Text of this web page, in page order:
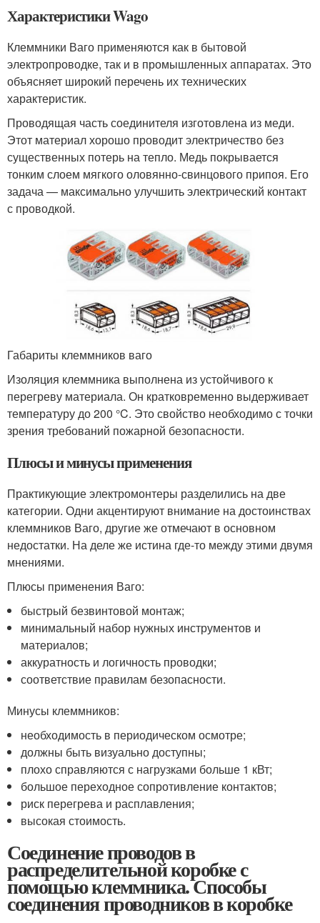
Характеристики Wago
Клеммники Ваго применяются как в бытовой
электропроводке, так и в промышленных аппаратах. Это
объясняет широкий перечень их технических
характеристик.
Проводящая часть соединителя изготовлена из меди.
Этот материал хорошо проводит электричество без
существенных потерь на тепло. Медь покрывается
тонким слоем мягкого оловянно-свинцового припоя. Его
задача — максимально улучшить электрический контакт
с проводкой.
Габариты клеммников ваго
Изоляция клеммника выполнена из устойчивого к
перегреву материала. Он кратковременно выдерживает
температуру до 200 °C. Это свойство необходимо с точки
зрения требований пожарной безопасности.
Плюсы и минусы применения
Практикующие электромонтеры разделились на две
категории. Одни акцентируют внимание на достоинствах
клеммников Ваго, другие же отмечают в основном
недостатки. На деле же истина где-то между этими двумя
мнениями.
Плюсы применения Ваго:
быстрый безвинтовой монтаж;
минимальный набор нужных инструментов и
материалов;
аккуратность и логичность проводки;
соответствие правилам безопасности.
Минусы клеммников:
необходимость в периодическом осмотре;
должны быть визуально доступны;
плохо справляются с нагрузками больше 1 кВт;
большое переходное сопротивление контактов;
риск перегрева и расплавления;
высокая стоимость.
Соединение проводов в
распределительной коробке с
помощью клеммника. Способы
соединения проводников в коробке